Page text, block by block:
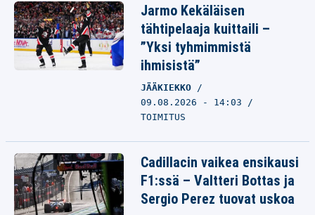
Jarmo Kekäläisen
tähtipelaaja kuittaili –
”Yksi tyhmimmistä
ihmisistä”
JÄÄKIEKKO
09.08.2026 - 14:03
TOIMITUS
Cadillacin vaikea ensikausi
F1:ssä – Valtteri Bottas ja
Sergio Perez tuovat uskoa